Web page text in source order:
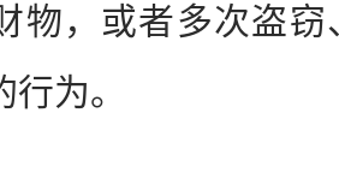
物，或者多次盗
为。